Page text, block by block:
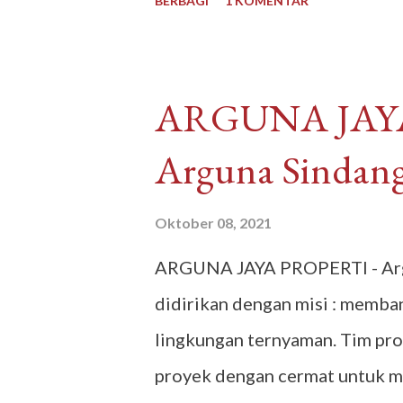
Proses pengiriman juga cepat,
kurir pengiriman dan ada
Indonesia. Pembayaran
bank maupun melalui
Reputasi toko juga
Pelayanan bagus, produk
Tokopedia, Tarakan -
​ARGUNA
Arguna
Oktober 08, 2021
​ARGUNA JAYA PROPERTI -
didirikan dengan misi :
lingkungan ternyaman. Tim
proyek dengan cermat untuk